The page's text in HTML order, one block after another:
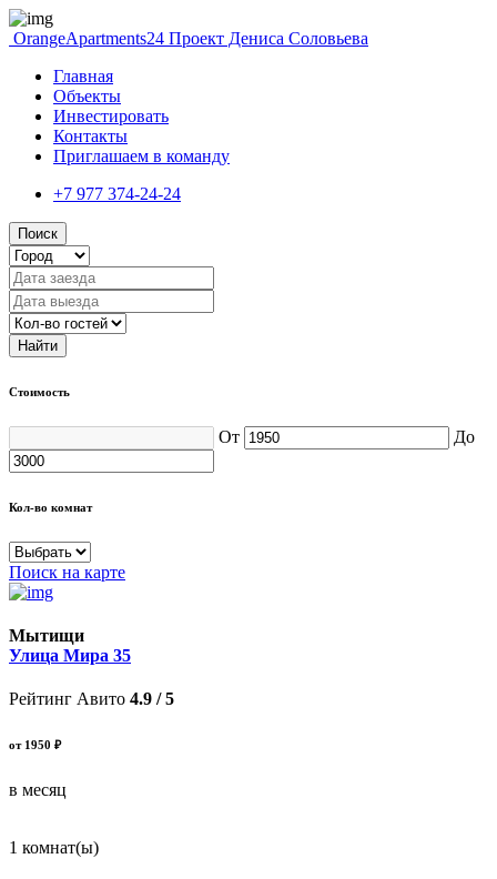
OrangeApartments24 Проект Дениса Соловьева
Главная
Объекты
Инвестировать
Контакты
Приглашаем в команду
+7 977 374-24-24
Поиск
Найти
Стоимость
От До
Кол-во комнат
Поиск на карте
Мытищи
Улица Мира 35
Рейтинг Авито 4.9 / 5
от 1950 ₽
в месяц
1 комнат(ы)